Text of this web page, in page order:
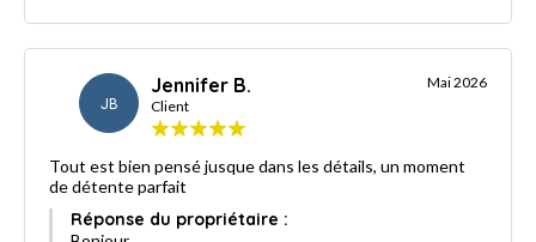
JB
Jennifer B.
Client
Mai 2026
Tout est bien pensé jusque dans les détails, un moment
de détente parfait
Réponse du propriétaire :